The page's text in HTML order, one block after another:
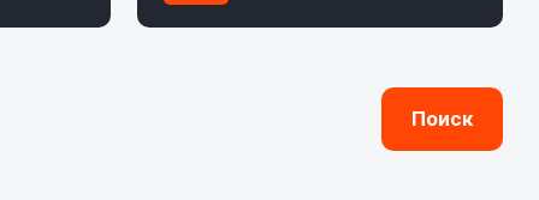
Поиск